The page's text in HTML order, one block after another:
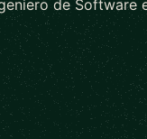
de Software